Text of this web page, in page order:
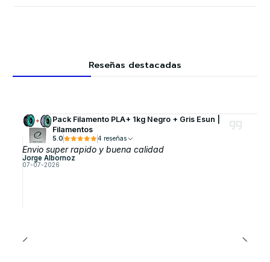
Reseñas destacadas
Pack Filamento PLA+ 1kg Negro + Gris Esun |
Filamentos
5.0 4 reseñas
Envio super rapido y buena calidad
Jorge Albornoz
07-07-2026